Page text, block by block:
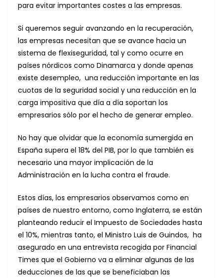
para evitar importantes costes a las empresas.
Si queremos seguir avanzando en la recuperación,
las empresas necesitan que se avance hacia un
sistema de flexiseguridad, tal y como ocurre en
países nórdicos como Dinamarca y donde apenas
existe desempleo, una reducción importante en las
cuotas de la seguridad social y una reducción en la
carga impositiva que día a día soportan los
empresarios sólo por el hecho de generar empleo.
No hay que olvidar que la economía sumergida en
España supera el 18% del PIB, por lo que también es
necesario una mayor implicación de la
Administración en la lucha contra el fraude.
Estos días, los empresarios observamos como en
países de nuestro entorno, como Inglaterra, se están
planteando reducir el Impuesto de Sociedades hasta
el 10%, mientras tanto, el Ministro Luis de Guindos, ha
asegurado en una entrevista recogida por Financial
Times que el Gobierno va a eliminar algunas de las
deducciones de las que se beneficiaban las